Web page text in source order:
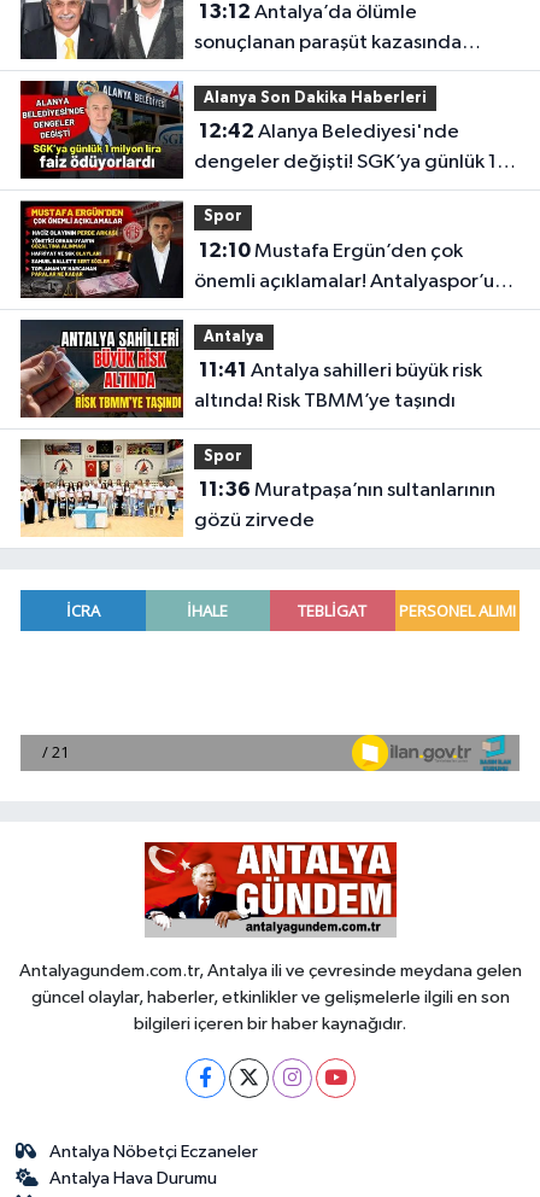
13:12
sonuçlanan paraşüt kazasında
gözler Necati Topaloğlu’nun
oğlunda
Alanya Son Dakika Haberleri
12:42
dengeler değişti! SGK’ya günlük 1
milyon lira faiz ödüyorlardı
Spor
12:10Mustafa Ergün’den çok
önemli açıklamalar! Antalyaspor’un
merak edilenlerini anlattı
Antalya
11:41
altında! Risk TBMM’ye taşındı
Spor
11:36
gözü zirvede
Antalyagundem.com.tr, Antalya ili ve çevresinde meydana gelen
güncel olaylar, haberler, etkinlikler ve gelişmelerle ilgili en son
bilgileri içeren bir haber kaynağıdır.
Antalya Nöbetçi Eczaneler
Antalya Hava Durumu